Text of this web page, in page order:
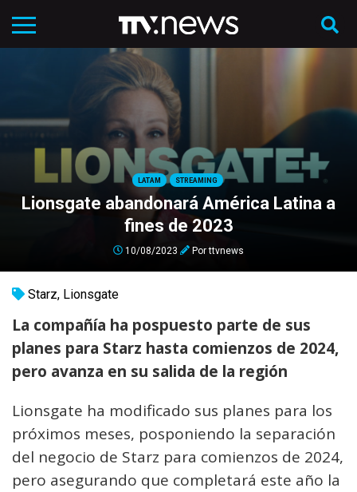
LATAM STREAMING
Lionsgate abandonará América Latina a
fines de 2023
10/08/2023 Porttvnews
Starz, Lionsgate
La compañía ha pospuesto parte de sus
planes para Starz hasta comienzos de 2024,
pero avanza en su salida de la región
Lionsgate ha modificado sus planes para los
próximos meses, posponiendo la separación
del negocio de Starz para comienzos de 2024,
pero asegurando que completará este año la